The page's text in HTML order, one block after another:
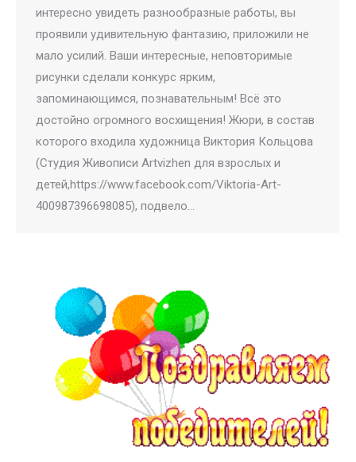
интересно увидеть разнообразные работы, вы
проявили удивительную фантазию, приложили не
мало усилий. Ваши интересные, неповторимые
рисунки сделали конкурс ярким,
запоминающимся, познавательным! Всё это
достойно огромного восхищения! Жюри, в состав
которого входила художница Виктория Кольцова
(Студия Живописи Artvizhen для взрослых и
детей,https://www.facebook.com/Viktoria-Art-
400987396698085), подвело…